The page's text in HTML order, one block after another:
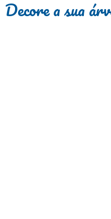
Decore a sua